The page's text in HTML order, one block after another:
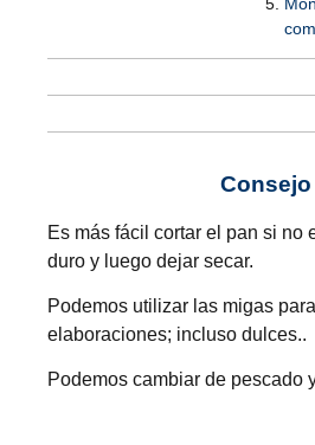
Consejo
Es más fácil cortar el pan si no
duro y luego dejar secar.
Podemos utilizar las migas
elaboraciones; incluso dulces..
Podemos cambiar de pescado